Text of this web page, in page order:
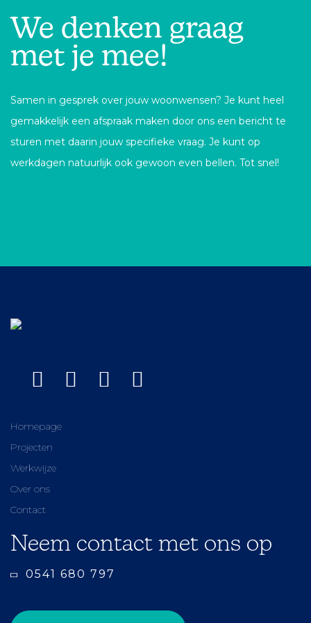
We denken graag
met je mee!
Samen in gesprek over jouw woonwensen? Je kunt heel
gemakkelijk een afspraak maken door ons een bericht te
sturen met daarin jouw specifieke vraag. Je kunt op
werkdagen natuurlijk ook gewoon even bellen. Tot snel!
Homepage
Projecten
Werkwijze
Over ons
Contact
Neem contact met ons op
0541 680 797